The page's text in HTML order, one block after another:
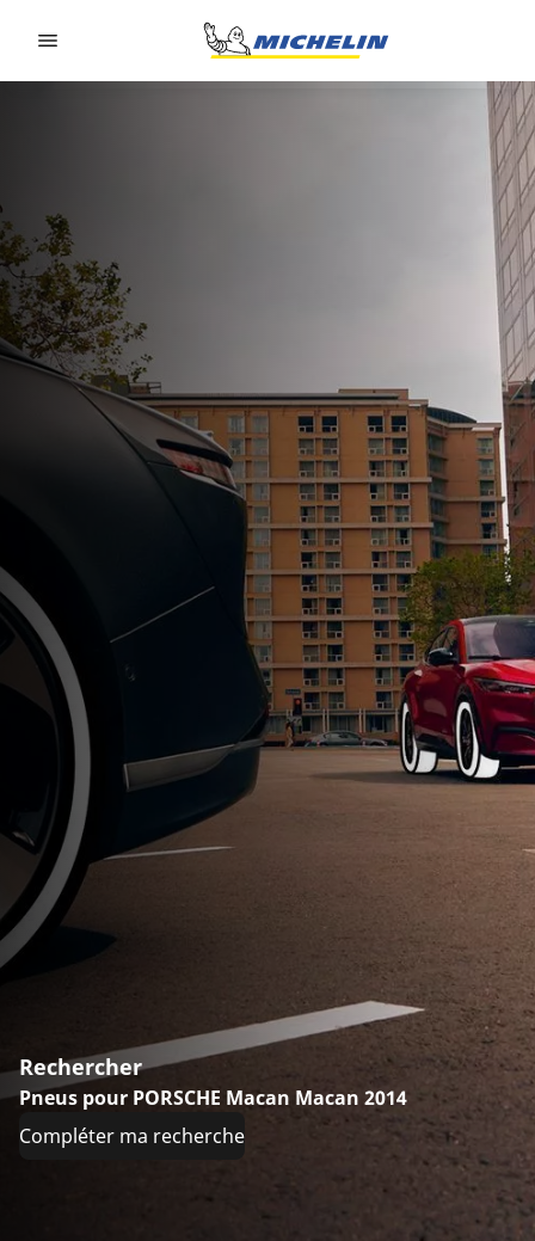
Rechercher
Pneus pour PORSCHE Macan Macan 2014
Compléter ma recherche